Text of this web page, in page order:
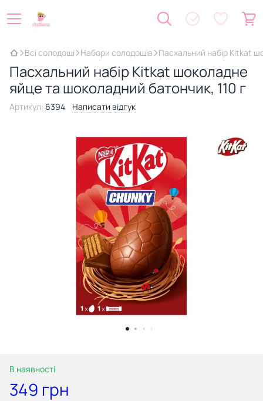
Всі солодощі Набори солодощів Пасхальний набір Kitkat
Пасхальний набір Kitkat шоколадне
яйце та шоколадний батончик, 110 г
Артикул: 6394 Написати відгук
В наявності
349 грн